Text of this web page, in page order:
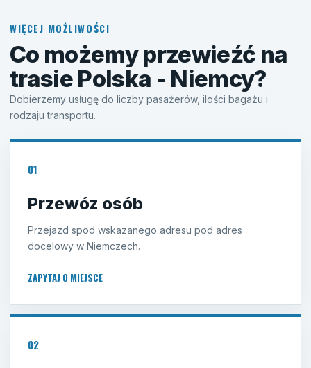
WIĘCEJ MOŻLIWOŚCI
Co możemy przewieźć na
trasie Polska - Niemcy?
Dobierzemy usługę do liczby pasażerów, ilości bagażu i
rodzaju transportu.
01
Przewóz osób
Przejazd spod wskazanego adresu pod adres
docelowy w Niemczech.
ZAPYTAJ O MIEJSCE
02